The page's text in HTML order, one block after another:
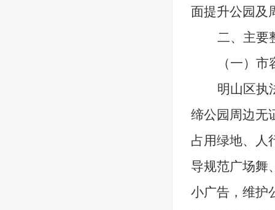
面提升公园及
二、主要
（一）
明山区执
缔公园周边无
占用绿地、人
导规范广场舞
小广告，维护